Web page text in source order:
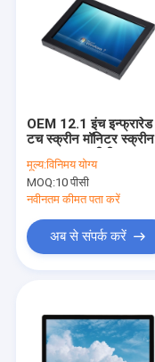
OEM 12.1 इंच इन्फ्रारेड
टच स्क्रीन मॉनिटर स्क्रीन
चमक 1000 सीडी / एम 2
मूल्य:विनिमय योग्य
MOQ:10 पीसी
नवीनतम कीमत पता करें
अब से संपर्क करें